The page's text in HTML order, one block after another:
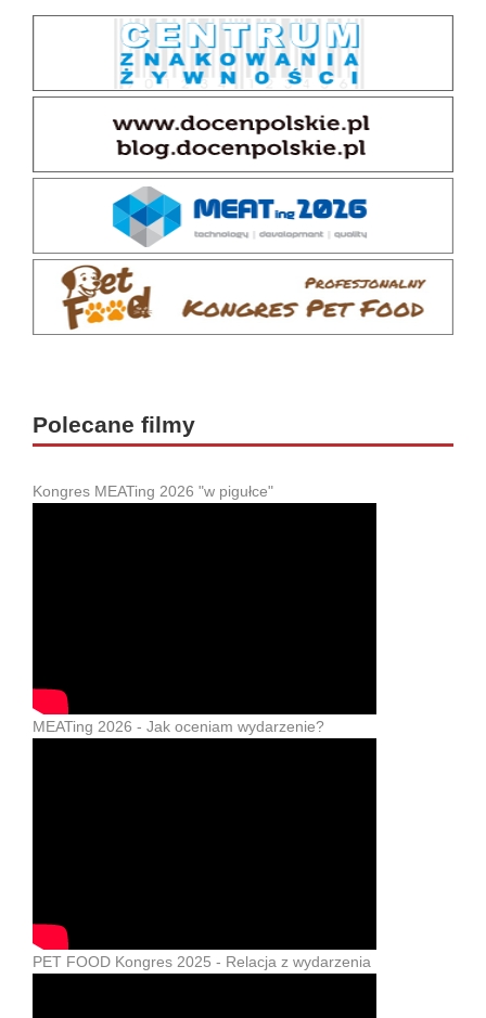
Polecane filmy
Kongres MEATing 2026 "w pigułce"
MEATing 2026 - Jak oceniam wydarzenie?
PET FOOD Kongres 2025 - Relacja z wydarzenia